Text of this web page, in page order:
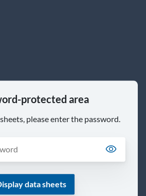
protected area
please enter the password.
data sheets